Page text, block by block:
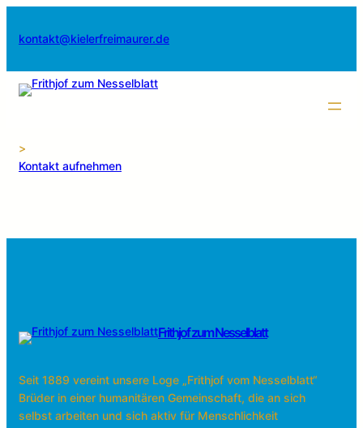
Inhaltkontakt@kielerfreimaurer.de
>
Kontakt aufnehmen
Frithjof zum Nesselblatt
Seit 1889 vereint unsere Loge „Frithjof vom Nesselblatt“
Brüder in einer humanitären Gemeinschaft, die an sich
selbst arbeiten und sich aktiv für Menschlichkeit